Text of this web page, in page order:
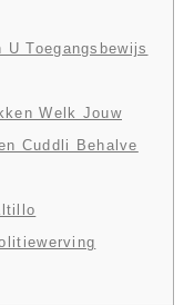
Toegangsbewijs
Welk Jouw
Cuddli Behalve